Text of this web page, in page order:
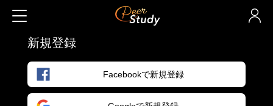
新規登録
Facebookで新規登録